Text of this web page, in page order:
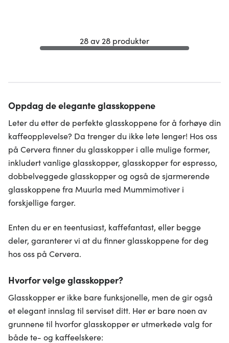
28 av 28 produkter
Oppdag de elegante glasskoppene
Leter du etter de perfekte glasskoppene for å forhøye din
kaffeopplevelse? Da trenger du ikke lete lenger! Hos oss
på Cervera finner du glasskopper i alle mulige former,
inkludert vanlige glasskopper, glasskopper for espresso,
dobbelveggede glasskopper og også de sjarmerende
glasskoppene fra Muurla med Mummimotiver i
forskjellige farger.
Enten du er en teentusiast, kaffefantast, eller begge
deler, garanterer vi at du finner glasskoppene for deg
hos oss på Cervera.
Hvorfor velge glasskopper?
Glasskopper er ikke bare funksjonelle, men de gir også
et elegant innslag til serviset ditt. Her er bare noen av
grunnene til hvorfor glasskopper er utmerkede valg for
både te- og kaffeelskere: